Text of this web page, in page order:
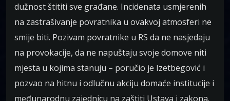
dužnost štititi sve građane. Incidenata usmjerenih
na zastrašivanje povratnika u ovakvoj atmosferi ne
smije biti. Pozivam povratnike u RS da ne nasjedaju
na provokacije, da ne napuštaju svoje domove niti
mjesta u kojima stanuju – poručio je Izetbegović i
pozvao na hitnu i odlučnu akciju domaće institucije i
međunarodnu zajednicu na zaštiti Ustava i zakona.